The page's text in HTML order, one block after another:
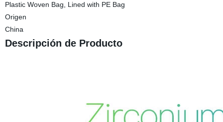
Plastic Woven Bag, Lined with PE Bag
Origen
China
Descripción de Producto